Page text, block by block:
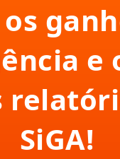
e
SiGA!